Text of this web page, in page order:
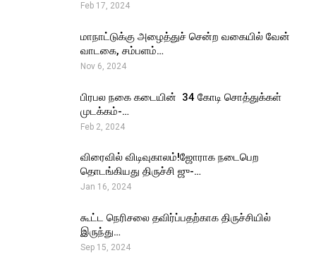
Feb 17, 2024
மாநாட்டுக்கு அழைத்துச் சென்ற வகையில் வேன்
வாடகை, சம்பளம்…
Nov 6, 2024
பிரபல நகை கடையின் ₹ 34 கோடி சொத்துக்கள்
முடக்கம்-…
Feb 2, 2024
விரைவில் விடிவுகாலம்!ஜோராக நடைபெற
தொடங்கியது திருச்சி ஜு-…
Jan 16, 2024
கூட்ட நெரிசலை தவிர்ப்பதற்காக திருச்சியில்
இருந்து…
Sep 15, 2024